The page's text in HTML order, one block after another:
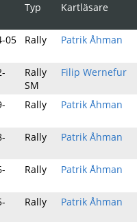
Typ Kartläsare
05 Rally Patrik Åhman
Rally
SM
Filip Wernefur
Rally Patrik Åhman
Rally Patrik Åhman
Rally Patrik Åhman
Rally Patrik Åhman